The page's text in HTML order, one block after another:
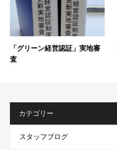
「グリーン経営認証」実地審
査
カテゴリー
スタッフブログ